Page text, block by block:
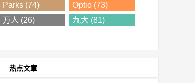
Parks (74)
Optio (73)
万人 (26)
九大 (81)
热点文章